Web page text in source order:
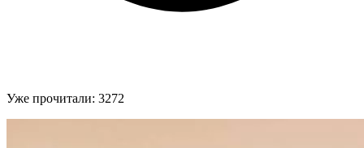
Уже прочитали: 3272